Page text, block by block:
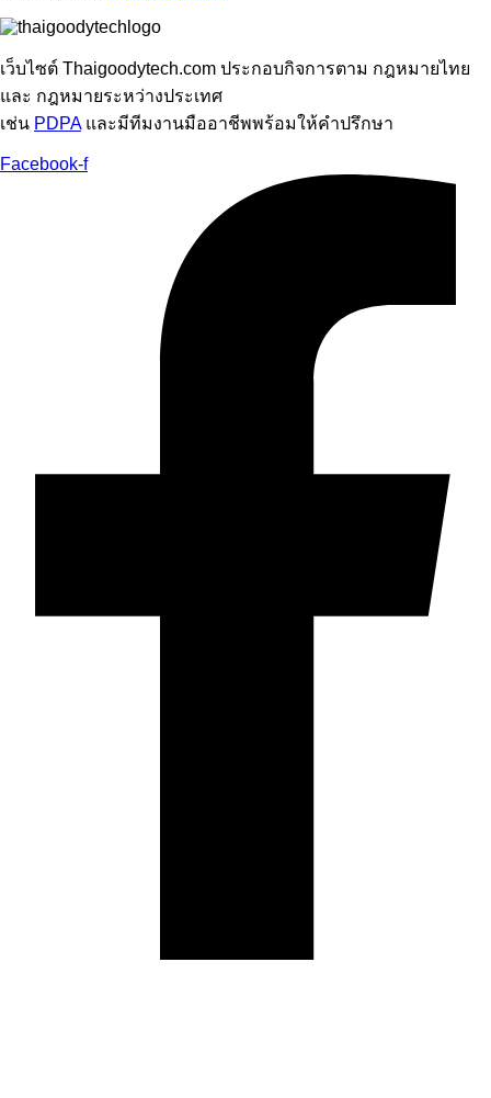
เว็บไซต์ Thaigoodytech.com ประกอบกิจการตาม กฎหมายไทย
และ กฎหมายระหว่างประเทศ
เช่น PDPAและมีทีมงานมืออาชีพพร้อมให้คำปรึกษา
Facebook-f